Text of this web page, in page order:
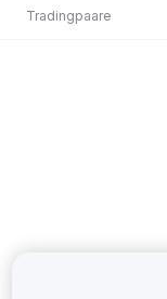
Tradingpaare